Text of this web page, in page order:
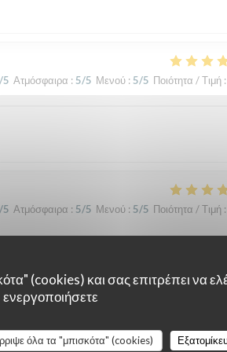
(cookies) και σας επιτρέπει να
ενεργοποιήσετε
όλα τα "μπισκότα" (cookies)
/5 Ατμόσφαιρα : 5/5 Μενού: 5/5 Ποιότητα / Τιμή:
/5 Ατμόσφαιρα : 5/5 Μενού: 5/5 Ποιότητα / Τιμή:
5 Ατμόσφαιρα:5/5 Μενού: 5/5 Ποιότητα / Τιμή: